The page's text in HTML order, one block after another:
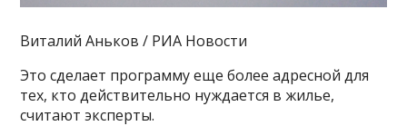
Виталий Аньков / РИА Новости
Это сделает программу еще более адресной для
тех, кто действительно нуждается в жилье,
считают эксперты.